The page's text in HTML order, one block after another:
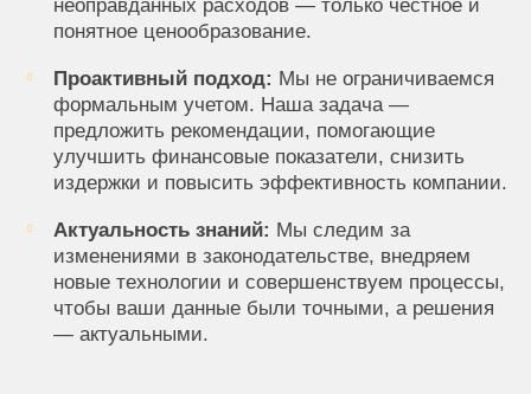
неоправданных расходов — только честное и
понятное ценообразование.
Проактивный подход: Мы не ограничиваемся
формальным учетом. Наша задача —
предложить рекомендации, помогающие
улучшить финансовые показатели, снизить
издержки и повысить эффективность компании.
Актуальность знаний: Мы следим за
изменениями в законодательстве, внедряем
новые технологии и совершенствуем процессы,
чтобы ваши данные были точными, а решения
— актуальными.